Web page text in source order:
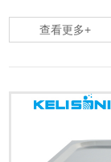
查看更多+